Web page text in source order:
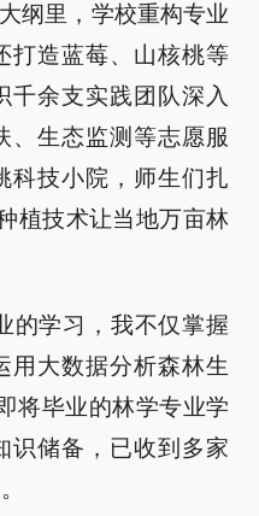
纲里，学校重构专业
打造蓝莓、山核桃等
千余支实践团队深入
、生态监测等志愿服
科技小院，师生们扎
植技术让当地万亩林
的学习，我不仅掌握
用大数据分析森林生
将毕业的林学专业学
识储备，已收到多家